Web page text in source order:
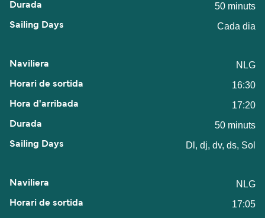
50 minuts
Cada dia
NLG
16:30
17:20
50 minuts
Dl, dj, dv, ds, Sol
NLG
17:05